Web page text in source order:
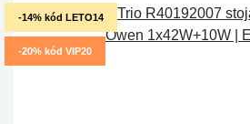
-14% kód LETO14
-20% kód VIP20